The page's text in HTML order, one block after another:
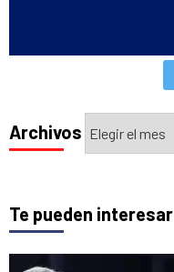
Archivos
Archivos
Te pueden interesar